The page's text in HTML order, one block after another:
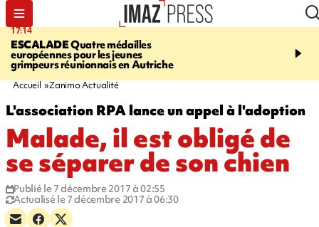
17:14
ESCALADEQuatre médailles
européennes pour les jeunes
grimpeurs réunionnais en Autriche
20:46
rencontre Stop VIF,
Accueil Zanimo Actualité
L'association RPA lance un appel à l'adoption
Malade, il est obligé de
se séparer de son chien
Publié le 7 décembre 2017 à 02:55
Actualisé le 7 décembre 2017 à 06:30